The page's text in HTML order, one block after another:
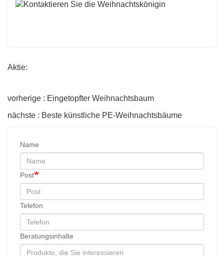
Aktie:
vorherige : Eingetopfter Weihnachtsbaum
nächste : Beste künstliche PE-Weihnachtsbäume
Name
Post
Telefon
Beratungsinhalte